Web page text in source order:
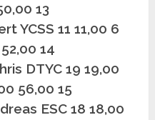
13
YCSS 11 11,00 6
14
DTYC 19 19,00
56,00 15
ESC 18 18,00